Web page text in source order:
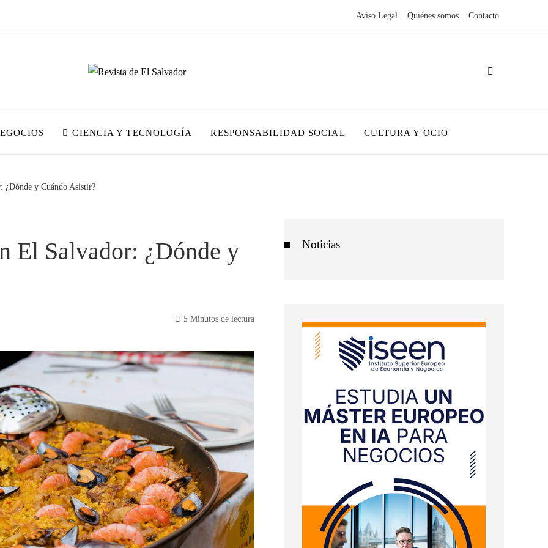
Aviso Legal Quiénes somos Contacto
CIENCIA Y TECNOLOGÍA RESPONSABILIDAD SOCIAL CULTURA Y OCIO
¿Dónde y Cuándo Asistir?
El Salvador: ¿Dónde y
5 Minutos de lectura
Noticias